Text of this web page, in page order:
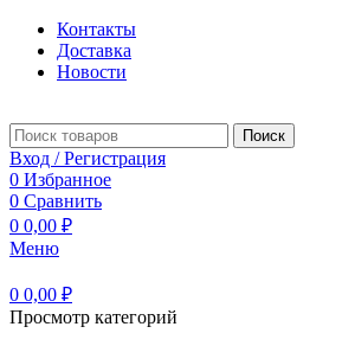
Контакты
Доставка
Новости
Поиск
Вход / Регистрация
0 Избранное
0 Сравнить
0 0,00 ₽
Меню
0 0,00 ₽
Просмотр категорий